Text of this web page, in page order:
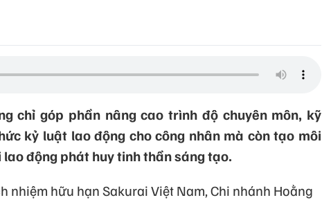
chỉ góp phần nâng cao trình độ chuyên môn, kỹ
kỷ luật lao động cho công nhân mà còn tạo môi
động phát huy tinh thần sáng tạo.
nhiệm hữu hạn Sakurai Việt Nam, Chi nhánh Hoằng